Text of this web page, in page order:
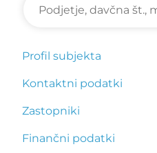
Profil subjekta
Kontaktni podatki
Zastopniki
Finančni podatki